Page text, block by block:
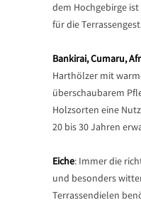
dem Hochgebirge
für die
Bankirai, Cumaru,
Harthölzer mit
überschaubarem
Holzsorten eine
20 bis 30 Jahren
Eiche: Immer die
und besonders
Terrassendielen